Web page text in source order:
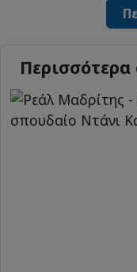
Περισσότερα